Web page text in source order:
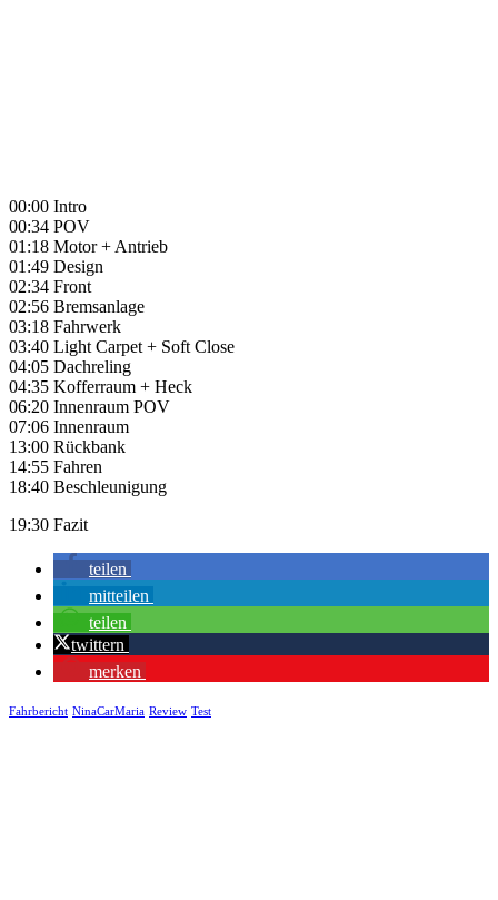
00:00 Intro
00:34 POV
01:18 Motor + Antrieb
01:49 Design
02:34 Front
02:56 Bremsanlage
03:18 Fahrwerk
03:40 Light Carpet + Soft Close
04:05 Dachreling
04:35 Kofferraum + Heck
06:20 Innenraum POV
07:06 Innenraum
13:00 Rückbank
14:55 Fahren
18:40 Beschleunigung
19:30 Fazit
teilen
mitteilen
teilen
twittern
merken
Fahrbericht NinaCarMaria Review Test